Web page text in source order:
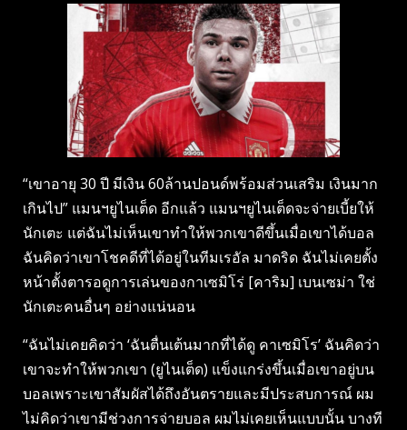
“เขาอายุ 30 ปี มีเงิน 60ล้านปอนด์พร้อมส่วนเสริม เงินมาก
เกินไป” แมนฯยูไนเต็ด อีกแล้ว แมนฯยูไนเต็ดจะจ่ายเบี้ยให้
นักเตะ แต่ฉันไม่เห็นเขาทำให้พวกเขาดีขึ้นเมื่อเขาได้บอล
ฉันคิดว่าเขาโชคดีที่ได้อยู่ในทีมเรอัล มาดริด ฉันไม่เคยตั้ง
หน้าตั้งตารอดูการเล่นของกาเซมิโร่ [คาริม] เบนเซม่า ใช่
นักเตะคนอื่นๆ อย่างแน่นอน
“ฉันไม่เคยคิดว่า ‘ฉันตื่นเต้นมากที่ได้ดู คาเซมิโร’ ฉันคิดว่า
เขาจะทำให้พวกเขา (ยูไนเต็ด) แข็งแกร่งขึ้นเมื่อเขาอยู่บน
บอลเพราะเขาสัมผัสได้ถึงอันตรายและมีประสบการณ์ ผม
ไม่คิดว่าเขามีช่วงการจ่ายบอล ผมไม่เคยเห็นแบบนั้น บางที